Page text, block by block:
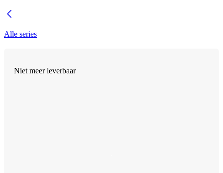
Alle series
Niet meer leverbaar